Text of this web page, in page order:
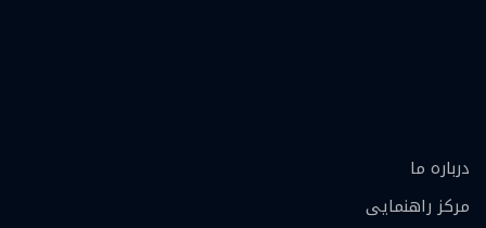
درباره ما
مرکز راهنمایی